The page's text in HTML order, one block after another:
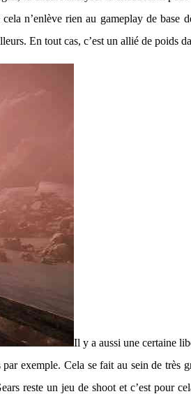
n’enlève rien au gameplay de
En tout cas, c’est un allié de poids
Il y a aussi une certaine
exemple. Cela se fait au sein de très
reste un jeu de shoot et c’est pour